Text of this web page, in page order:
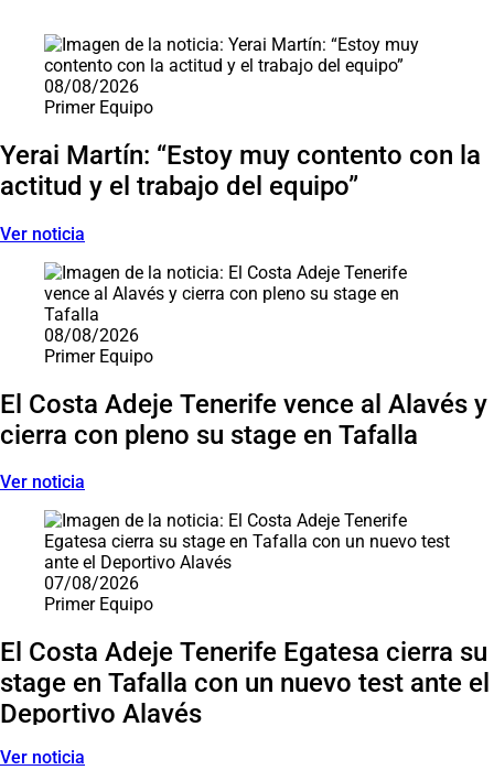
08/08/2026
Primer Equipo
Yerai Martín: “Estoy muy contento con la
actitud y el trabajo del equipo”
Ver noticia
08/08/2026
Primer Equipo
El Costa Adeje Tenerife vence al Alavés y
cierra con pleno su stage en Tafalla
Ver noticia
07/08/2026
Primer Equipo
El Costa Adeje Tenerife Egatesa cierra su
stage en Tafalla con un nuevo test ante el
Deportivo Alavés
Ver noticia